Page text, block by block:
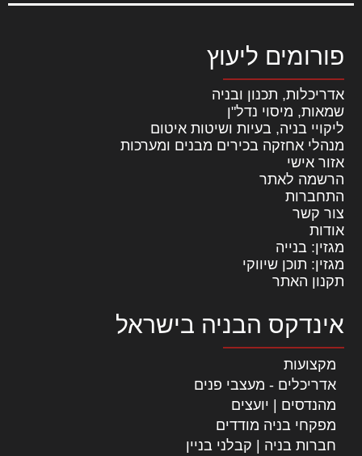
פורומים ליעוץ
אדריכלות, תכנון ובניה
שמאות, מיסוי נדל"ן
ליקויי בניה, בעיות ושיטות איטום
מנהלי אחזקה בכירים מבנים ומערכות
אזור אישי
הרשמה לאתר
התחברות
צור קשר
אודות
מגזין: בנייה
מגזין: תוכן שיווקי
תקנון האתר
אינדקס הבניה בישראל
מקצועות
אדריכלים - מעצבי פנים
מהנדסים | יועצים
מפקחי בניה מודדים
חברות בניה | קבלני בניין